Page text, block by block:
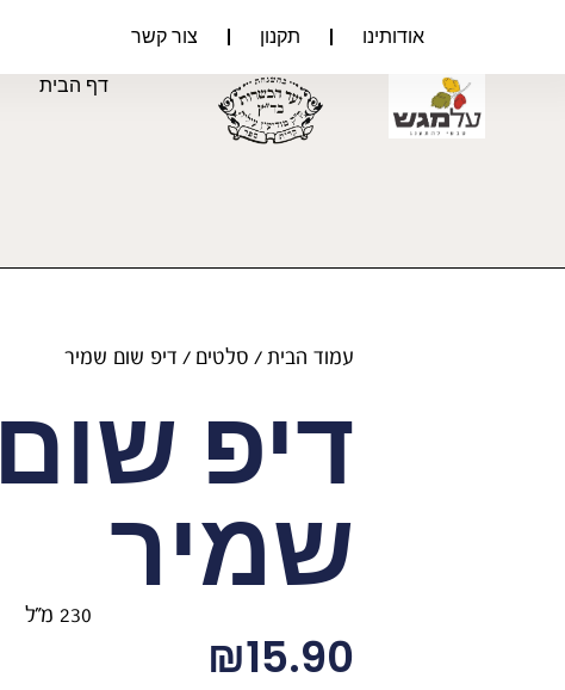
אודותינו תקנון צור קשר
דף הבית
עמוד הבית / סלטים / דיפ שום שמיר
דיפ שום
שמיר 230 מ"ל
₪15.90